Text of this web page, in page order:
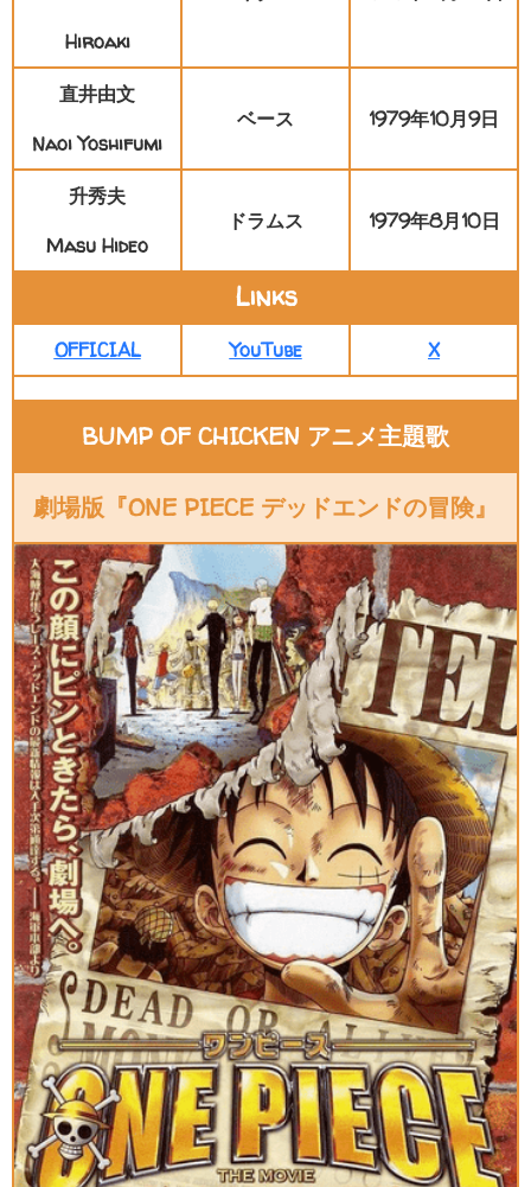
Hiroaki
直井由文
Naoi Yoshifumi
ベース 1979年10月9日
升秀夫
Masu Hideo
ドラムス 1979年8月10日
Links
OFFICIAL YouTube X
BUMP OF CHICKEN アニメ主題歌
劇場版『ONE PIECE デッドエンドの冒険』